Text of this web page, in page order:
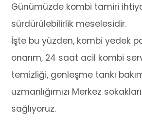
Günümüzde kombi tamiri
sürdürülebilirlik meselesidir.
İşte bu yüzden, kombi yedek
onarım, 24 saat acil kombi
temizliği, genleşme tankı
uzmanlığımızı Merkez
sağlıyoruz.